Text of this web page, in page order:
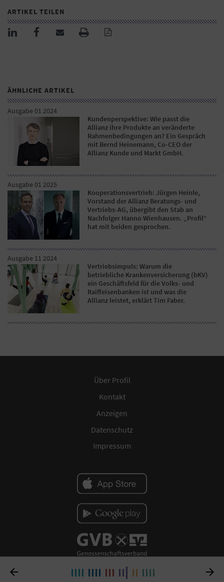
ARTIKEL TEILEN
ÄHNLICHE ARTIKEL
Ausgabe 01 2024
Kundenperspektive: Wie passt die
Allianz ihre Produkte an veränderte
Rahmenbedingungen an? Ein Gespräch
mit Bernd Heinemann, Co-CEO der
Allianz Kunde und Markt GmbH.
Ausgabe 01 2025
Kooperationsvertrieb: Jürgen Heinle,
Vorstand der Allianz Beratungs- und
Vertriebs-AG, übergibt den Stab an
Nachfolger Hanno Wienhausen. „Profil“
hat mit beiden gesprochen.
Ausgabe 11 2024
Vertriebsimpuls: Warum die
betriebliche Krankenversicherung (bKV)
ein Geschäftsfeld für die Volks- und
Raiffeisenbanken ist und was die
Allianz leistet, erklärt Tim Faber.
 
Über Profil
Kontakt
Anzeigen
Datenschutz
Impressum